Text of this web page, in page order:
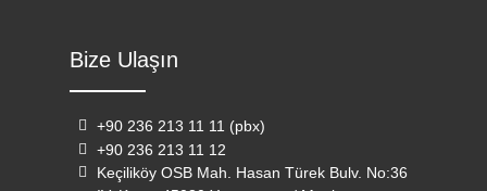
Bize Ulaşın
+90 236 213 11 11 (pbx)
+90 236 213 11 12
Keçiliköy OSB Mah. Hasan Türek Bulv. No:36